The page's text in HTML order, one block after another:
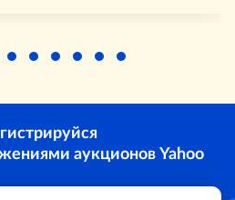
рассмотрите ремонт и
размещенные изображения.
аукционов Yahoo